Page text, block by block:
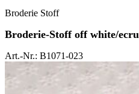
Broderie Stoff
Broderie-Stoff off white/ecru
Art.-Nr.: B1071-023